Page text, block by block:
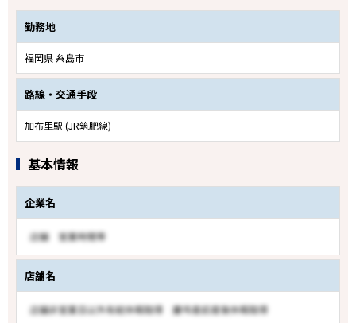
勤務地
福岡県 糸島市
路線・交通手段
加布里駅 (JR筑肥線)
基本情報
企業名
店舗名